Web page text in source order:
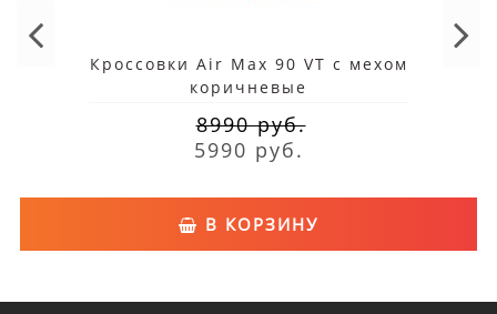
Кроссовки Air Max 90 VT с мехом
коричневые
8990 руб.
5990 руб.
В КОРЗИНУ